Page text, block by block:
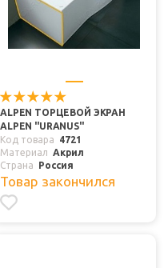
ALPEN ТОРЦЕВОЙ ЭКРАН
ALPEN "URANUS"
Код товара
4721
Материал
Акрил
Страна
Россия
Товар закончился